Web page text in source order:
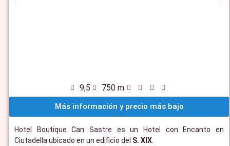
9,5 750 m
Más información y precio más bajo
Hotel Boutique Can Sastre es un Hotel con Encanto en
Ciutadella ubicado en un edificio del S. XIX